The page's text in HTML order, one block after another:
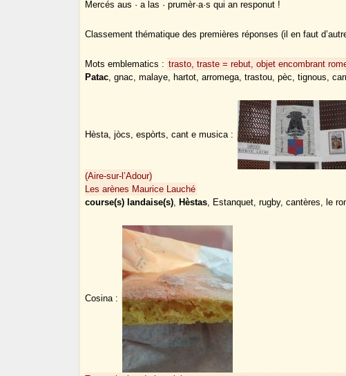
Mercés aus · a las · prumèr·a·s qui an responut !
Classement thématique des premières réponses (il en faut
Mots emblematics : trasto, traste = rebut, objet encombrant
Patac, gnac, malaye, hartot, arromega, trastou, pèc, tignous,
Hèsta, jòcs, espòrts, cant e musica :
(Aire-sur-l’Adour)
Les arènes Maurice Lauché
course(s) landaise(s), Hèstas, Estanquet, rugby, cantères, le
Cosina :